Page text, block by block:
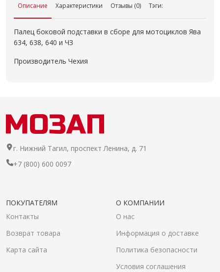
Описание Характеристики Отзывы (0) Тэги:
Палец боковой подставки в сборе для мотоциклов Ява
634, 638, 640 и ЧЗ
Производитель Чехия
г. Нижний Тагил, проспект Ленина, д. 71
+7 (800) 600 0097
ПОКУПАТЕЛЯМ
Контакты
Возврат товара
Карта сайта
О КОМПАНИИ
О нас
Информация о доставке
Политика безопасности
Условия соглашения